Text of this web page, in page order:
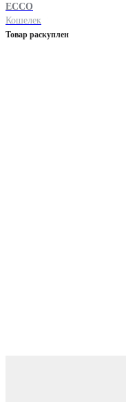
ECCO
Кошелек
Товар раскуплен